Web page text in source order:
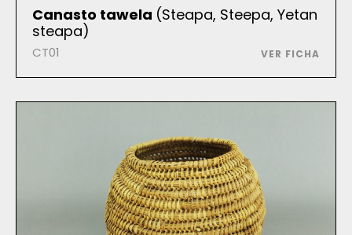
Canasto tawela (Steapa, Steepa, Yetan
steapa)
CT01 VER FICHA